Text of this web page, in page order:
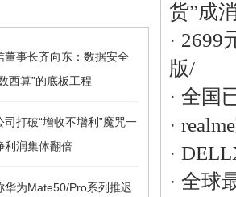
货”成
· 2699
版/
· 全国
·
·
· 全球
董事长齐向东：数据安全
西算”的底板工程
司打破“增收不增利”魔咒一
利润集体翻倍
华为Mate50/Pro系列推迟